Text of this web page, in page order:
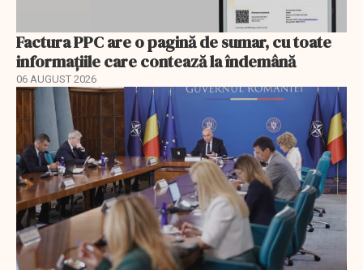
Factura PPC are o pagină de sumar, cu toate
informațiile care contează la îndemână
06 AUGUST 2026